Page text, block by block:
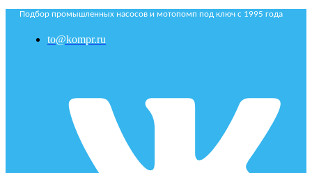
Подбор промышленных насосов и мотопомп под ключ с 1995 года
to@kompr.ru